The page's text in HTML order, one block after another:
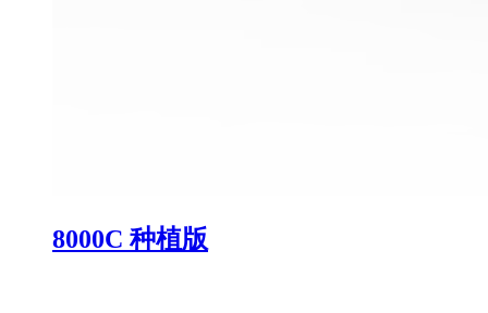
8000C 种植版